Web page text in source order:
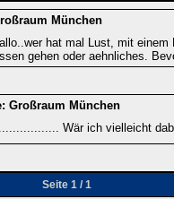
München
hat mal Lust, mit einem
gehen oder aehnliches.
Großraum München
Wär ich vielleicht
Seite 1 / 1